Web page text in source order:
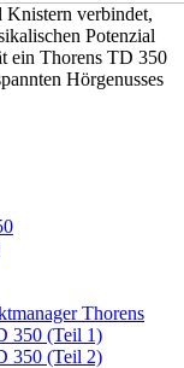
Knistern verbindet,
Potenzial
ein Thorens TD 350
Hörgenusses
Thorens
350 (Teil 1)
350 (Teil 2)